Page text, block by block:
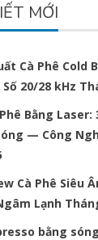
MỚI
Cà Phê Cold
20/28 kHz
Bằng
— Công
Cà Phê Siêu
Lạnh
bằng